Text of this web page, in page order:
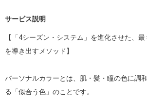
サービス説明
【「4シーズン・システム」を進化させた、
を導き出すメソッド】
パーソナルカラーとは、肌・髪・瞳の色に調
る「似合う色」のことです。